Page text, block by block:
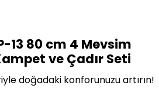
13 80 cm 4 Mevsim
ve Çadır Seti
doğadaki konforunuzu artırın!